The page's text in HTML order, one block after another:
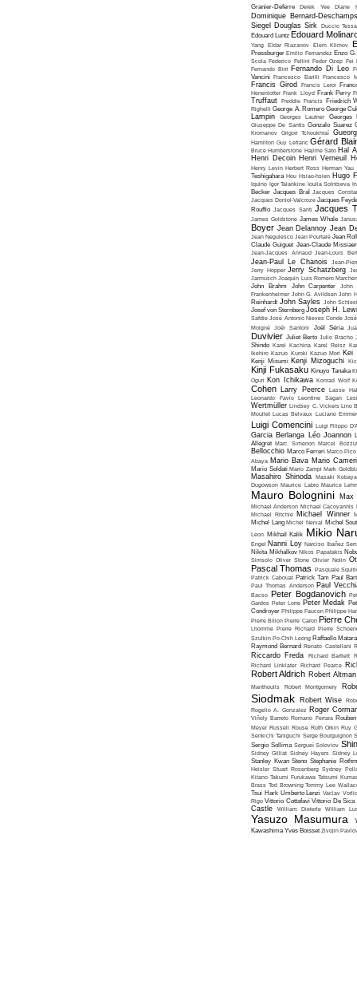
Granier-Deferre
Derek Yee Diane
Dominique Bernard-
Siegel
Douglas Sirk Duccio
Edouard Luntz Edouard
Yang Eldar Riazanov Elem Klimov
Pressburger Emilio Fernandez Enzo
Scola Federico Fellini Fedor Ozep Fei
Fernando Birri Fernando Di Leo
Vancini Francesco Barilli Francesco
Francis Girod Francis Leroi
Henenlotter Frank Lloyd Frank Perry
Truffaut Freddie Francis Friedrich
Righelli George A. Romero George
Lampin Georges Lautner
Georges
Giuseppe De Santis Gonzalo Suarez
Kromanov Grigori Tchoukhraï
Hamilton Guy Lefranc Gérard
Bruce Humberstone Hajime Sato Hal
Henri Decoin Henri Verneuil
Henry Levin Herbert Ross Herman Yau
Teshigahara Hou Hsiao-hsien Hugo
Iquino Igor Talankine Ioulia Solntseva
Becker Jacques Bral Jacques
Jacques Doniol-Valcroze Jacques
Rouffio Jacques Santi Jacques
James Goldstone James Whale
Boyer Jean Delannoy Jean
Jean Negulesco Jean Pourtalé Jean
Claude Guiguet Jean-Claude
Jean-Jacques Annaud Jean-Louis
Jean-Paul Le Chanois
Jean-
Jerry Hopper Jerry Schatzberg
Jarmusch Joaquin Luis Romero
John Brahm
John Carpenter
John
Frankenheimer John G. Avildsen John
Reinhardt John Sayles John
Josef von Sternberg Joseph H.
Safdie José Antonio Nieves Conde
Moigné Joël Santoni Joël Séria
Duvivier Juliet Berto Julio Bracho
Shindo Karel Kachina Karel Reisz
Ikehiro Kazuo Kuroki Kazuo Mori Kei
Kenji Misumi Kenji Mizoguchi
Kinji Fukasaku Kinuyo Tanaka
Oguri Kon Ichikawa Konrad Wolf
Cohen Larry Peerce
Lasse
Leonardo Favio
Leontine Sagan
Wertmüller Lindsey C. Vickers Lino
Moullet Lucas Belvaux Luciano Emmer
Luigi Comencini Luigi Filippo
Garcia Berlanga Léo Joannon
Allégret Marc Simenon Marcel
Bellocchio Marco Ferreri Marco Pico
Abaya Mario Bava Mario
Mario Soldati Mario Zampi Mark
Masahiro Shinoda Masaki
Dugowson Maurice Labro Maurice
Mauro Bolognini Max
Michael Anderson Michael Cacoyannis
Michael Ritchie Michael Winner
Michel Lang Michel Nerval Michel
Leon Mikhaïl Kalik Mikio
Engel Nanni Loy Narciso Ibañez
Nikita Mikhalkov Nikos Papatakis
Simsolo Oliver Stone Olivier Nolin
Pascal Thomas Pasquale
Patrick Cabouat Patrick Tam Paul
Paul Thomas Anderson Paul
Bacso Peter Bogdanovich
Gardos Peter Lorre Peter Medak
Condroyer Philippe Faucon Philippe
Pierre Billon Pierre Caron Pierre
Lhomme Pierre Richard Pierre
Szulkin Po-Chih Leong Raffaello
Raymond Bernard Renato Castellani
Riccardo Freda Richard Bartlett
Richard Linklater Richard Pearce
Robert Aldrich Robert Altman
Manthoulis Robert Montgomery
Siodmak Robert Wise
Rogelio A. Gonzalez Roger
Viñoly Barreto Romano Ferrara
Meyer Russell Rouse Ruth Orkin Ruy
Senkichi Taniguchi Serge Bourguignon
Sergio Sollima Sergueï Soloviov
Sidney Gilliat Sidney Hayers Sidney
Stanley Kwan Steno Stephanie
Heisler Stuart Rosenberg Sydney
Kitano Takumi Furukawa Tatsumi
Brass Tod Browning Tommy Lee
Tsui Hark Umberto Lenzi Vaclav
Rigo Vittorio Cottafavi Vittorio De Sica
Castle William Dieterle William
Yasuzo Masumura
Kawashima Yves Boisset Zivojin